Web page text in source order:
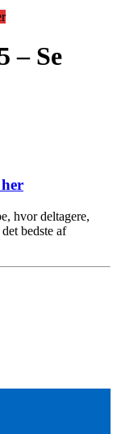
– Se
hvor deltagere,
bedste af